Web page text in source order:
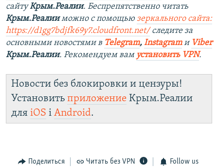
сайтуКрым.Реалии. Беспрепятственно читать
Крым.Реалииможно с помощью зеркального сайта:
https://d1gg7bdjfk69y7.cloudfront.net/следите за
основными новостями в Telegram, Instagramи Viber
Крым.Реалии. Рекомендуем вам установить VPN.
Новости без блокировки и цензуры!
Установить приложение Крым.Реалии
для iOS і Android.
Поделиться Читать без VPN Follow us